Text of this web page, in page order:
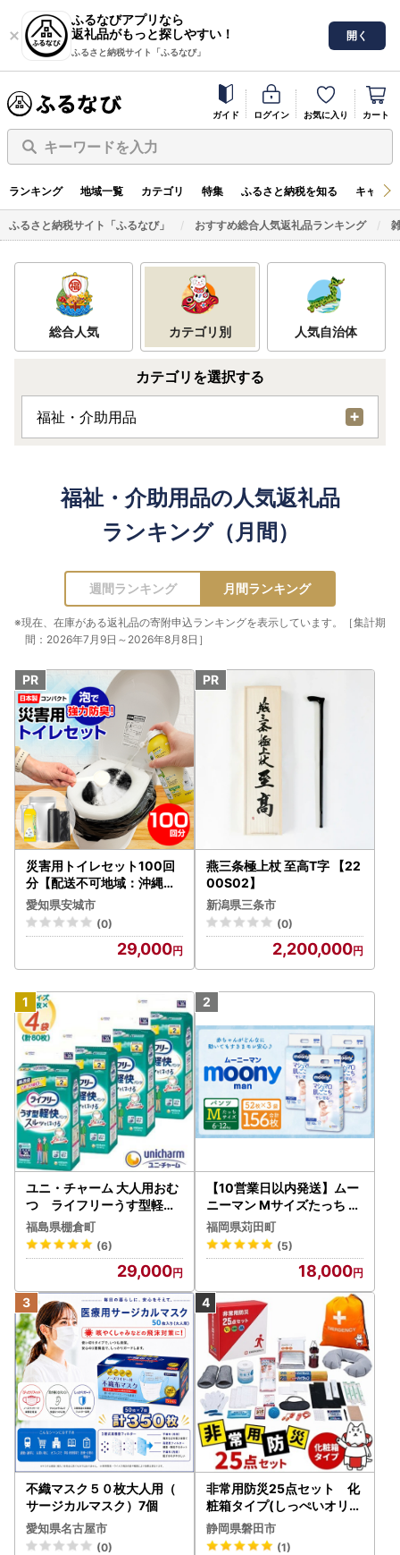
ふるなびアプリなら
返礼品がもっと探しやすい！
ふるさと納税サイト「ふるなび」
開く
ガイド ログイン お気に入り カート
キーワードを入力
ランキング 地域一覧 カテゴリ 特集 ふるさと納税を知る キャン
ふるさと納税サイト「ふるなび」 おすすめ総合人気返礼品ランキング
総合人気 カテゴリ別 人気自治体
カテゴリを選択する
福祉・介助用品
福祉・介助用品の人気返礼品
ランキング（月間）
週間ランキング 月間ランキング
※現在、在庫がある返礼品の寄附申込ランキングを表示しています。［集計期
間：2026年7月9日～2026年8月8日］
災害用トイレセット100回
分【配送不可地域：沖縄県
】【1584128】
愛知県安城市
(0)
29,000
燕三条極上杖 至高T字 【22
00S02】
新潟県三条市
(0)
2,200,000
ユニ・チャーム 大人用おむ
つ ライフリーうす型軽快
パンツ Lサイズ 20枚×4
(80枚)_吸収量 多い 送料無
料_【1043199】
福島県棚倉町
(6)
29,000
【10営業日以内発送】ムー
ニーマン Mサイズたっち 5
2枚×3袋 新技術 赤ちゃん
パンツ
福岡県苅田町
(5)
18,000
不織マスク５０枚大人用（
サージカルマスク）7個
愛知県名古屋市
(0)
非常用防災25点セット 化
粧箱タイプ(しっぺいオリジ
ナル)_雑貨・日用品 防災グ
ッズ _【1605266】
静岡県磐田市
(1)